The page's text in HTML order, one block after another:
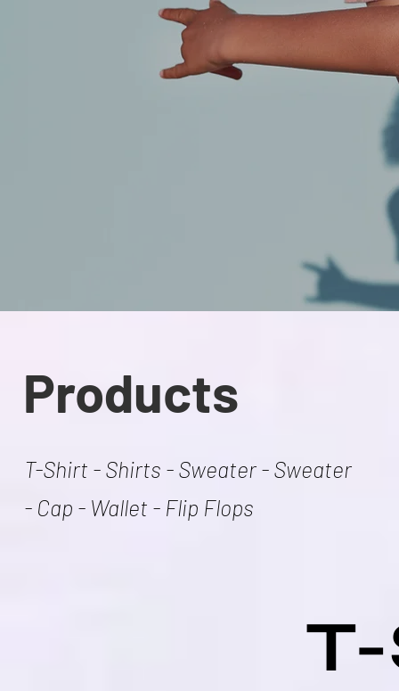
Products
T-Shirt - Shirts - Sweater - Sweater
- Cap - Wallet - Flip Flops